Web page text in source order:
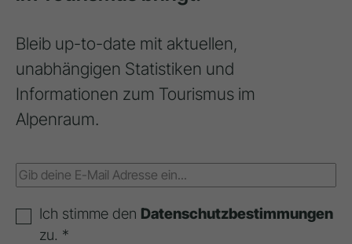
Bleib up-to-date mit aktuellen,
unabhängigen Statistiken und
Informationen zum Tourismus im
Alpenraum.
Ich stimme den Datenschutzbestimmungen
zu. *